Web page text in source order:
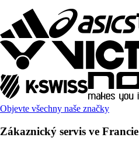
Objevte všechny naše značky
Zákaznický servis ve Francie